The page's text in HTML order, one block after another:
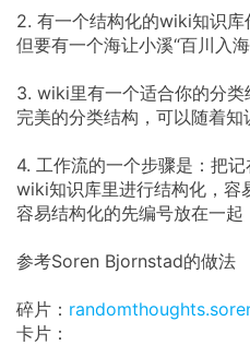
2. 有一个结构化的wiki知识库
但要有一个海让小溪“百川入海
3. wiki里有一个适合你的分
完美的分类结构，可以随着知
4. 工作流的一个步骤是：把
wiki知识库里进行结构化，容
容易结构化的先编号放在一起
参考Soren Bjornstad的做法
碎片：
卡片：